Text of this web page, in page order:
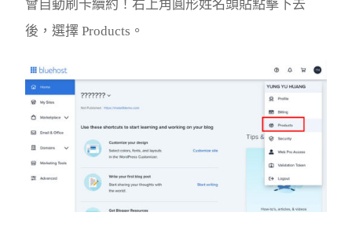
會自動刷卡續約！右上角圓形姓名頭貼點擊下去
後，選擇 Products。